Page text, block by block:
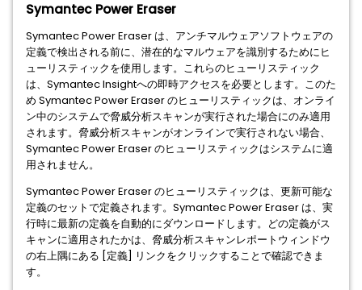
Symantec Power Eraser
Symantec Power Eraser は、アンチマルウェアソフトウェアの
定義で検出される前に、潜在的なマルウェアを識別するためにヒ
ューリスティックを使用します。これらのヒューリスティック
は、Symantec Insightへの即時アクセスを必要とします。このた
め Symantec Power Eraser のヒューリスティックは、オンライ
ン中のシステムで脅威分析スキャンが実行された場合にのみ適用
されます。脅威分析スキャンがオンラインで実行されない場合、
Symantec Power Eraser のヒューリスティックはシステムに適
用されません。
Symantec Power Eraser のヒューリスティックは、更新可能な
定義のセットで定義されます。Symantec Power Eraser は、実
行時に最新の定義を自動的にダウンロードします。どの定義がス
キャンに適用されたかは、脅威分析スキャンレポートウィンドウ
の右上隅にある [定義] リンクをクリックすることで確認できま
す。